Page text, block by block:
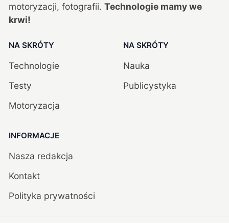
motoryzacji, fotografii. Technologie mamy we
krwi!
NA SKRÓTY
Technologie
Testy
Motoryzacja
NA SKRÓTY
Nauka
Publicystyka
INFORMACJE
Nasza redakcja
Kontakt
Polityka prywatności